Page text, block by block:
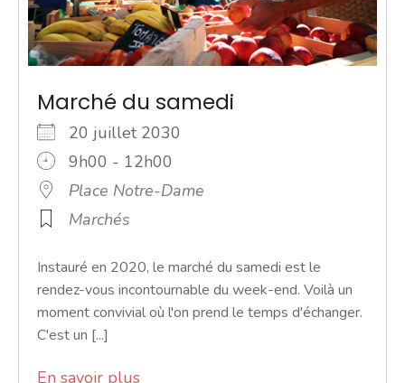
Marché du samedi
20 juillet 2030
9h00 - 12h00
Place Notre-Dame
Marchés
Instauré en 2020, le marché du samedi est le
rendez-vous incontournable du week-end. Voilà un
moment convivial où l'on prend le temps d'échanger.
C'est un [...]
En savoir plus